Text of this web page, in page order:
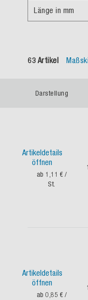
Länge in mm
63 Artikel
Darstellung
Artikeldetails
öffnen
ab 1,11 € /
St.
Artikeldetails
öffnen
ab 0,85 € /